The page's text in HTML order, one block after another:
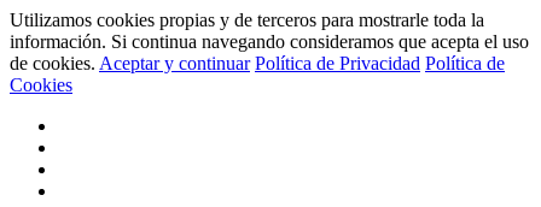
Utilizamos cookies propias y de terceros para mostrarle toda la
información. Si continua navegando consideramos que acepta el uso
de cookies. Aceptar y continuar Política de Privacidad Política de
Cookies